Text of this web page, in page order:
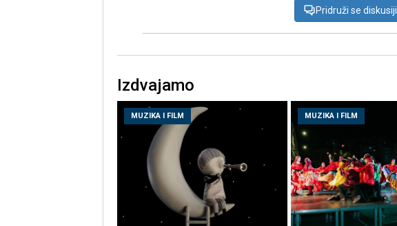
Pridruži se diskusiji
Izdvajamo
MUZIKA I FILM MUZIKA I FILM